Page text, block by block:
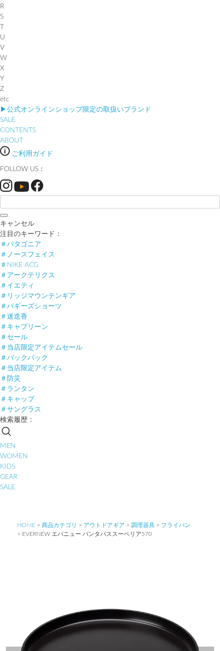
R
S
T
U
V
W
X
Y
Z
etc
▶︎公式オンラインショップ限定の取扱いブランド
SALE
CONTENTS
ABOUT
ご利用ガイド
FOLLOW US：
キャンセル
注目のキーワード：
＃パタゴニア
＃ノースフェイス
＃NIKE ACG
＃アークテリクス
＃イエティ
＃リッジマウンテンギア
＃バギーズショーツ
＃迷迭香
＃キャプリーン
＃セール
＃当店限定アイテムセール
＃バックパック
＃当店限定アイテム
＃防災
＃ランタン
＃キャップ
＃サングラス
検索履歴：
MEN
WOMEN
KIDS
GEAR
SALE
HOME 商品カテゴリ アウトドアギア 調理器具
フライパン
EVERNEW エバニュー パンタパススーペリア570